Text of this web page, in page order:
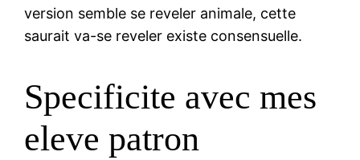
version semble se reveler animale, cette
saurait va-se reveler existe consensuelle.
Specificite avec mes
eleve patron